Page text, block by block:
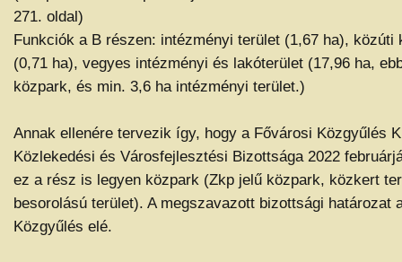
271. oldal)
Funkciók a B részen: intézményi terület (1,67 ha), közúti
(0,71 ha), vegyes intézményi és lakóterület (17,96 ha,
közpark, és min. 3,6 ha intézményi terület.)
Annak ellenére tervezik így, hogy a Fővárosi Közgyűlés
Közlekedési és Városfejlesztési Bizottsága 2022
ez a rész is legyen közpark (Zkp jelű közpark, közkert
besorolású terület). A megszavazott bizottsági határozat
Közgyűlés elé.